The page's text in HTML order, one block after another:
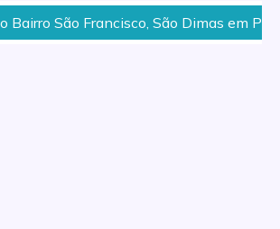
Francisco, São Dimas em Piracicaba